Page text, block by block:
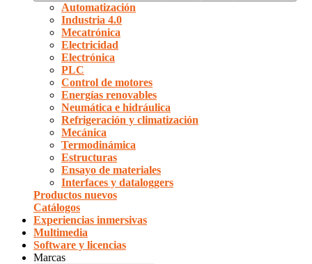
Automatización
Industria 4.0
Mecatrónica
Electricidad
Electrónica
PLC
Control de motores
Energías renovables
Neumática e hidráulica
Refrigeración y climatización
Mecánica
Termodinámica
Estructuras
Ensayo de materiales
Interfaces y dataloggers
Productos nuevos
Catálogos
Experiencias inmersivas
Multimedia
Software y licencias
Marcas